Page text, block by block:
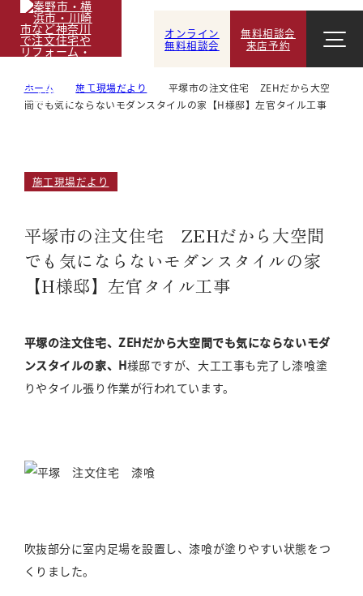
オンライン
無料相談会
無料相談会
来店予約
ホーム 施工現場だより
平塚市の注文住宅 ZEHだから大空
間でも気にならないモダンスタイルの家【H様邸】左官タイル工事
施工現場だより
平塚市の注文住宅 ZEHだから大空間
でも気にならないモダンスタイルの家
【H様邸】左官タイル工事
平塚の注文住宅、ZEHだから大空間でも気にならないモダ
ンスタイルの家、H様邸ですが、大工工事も完了し漆喰塗
りやタイル張り作業が行われています。
吹抜部分に室内足場を設置し、漆喰が塗りやすい状態をつ
くりました。